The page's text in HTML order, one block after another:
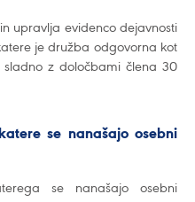
upravlja evidenco dejavnosti
je družba odgovorna kot
z določbami člena 30
se nanašajo osebni
se nanašajo osebni